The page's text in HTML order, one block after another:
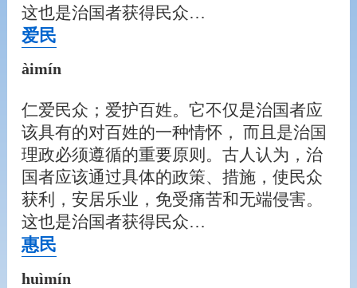
这也是治国者获得民众…
爱民
àimín
仁爱民众；爱护百姓。它不仅是治国者应
该具有的对百姓的一种情怀， 而且是治国
理政必须遵循的重要原则。古人认为，治
国者应该通过具体的政策、措施，使民众
获利，安居乐业，免受痛苦和无端侵害。
这也是治国者获得民众…
惠民
huìmín